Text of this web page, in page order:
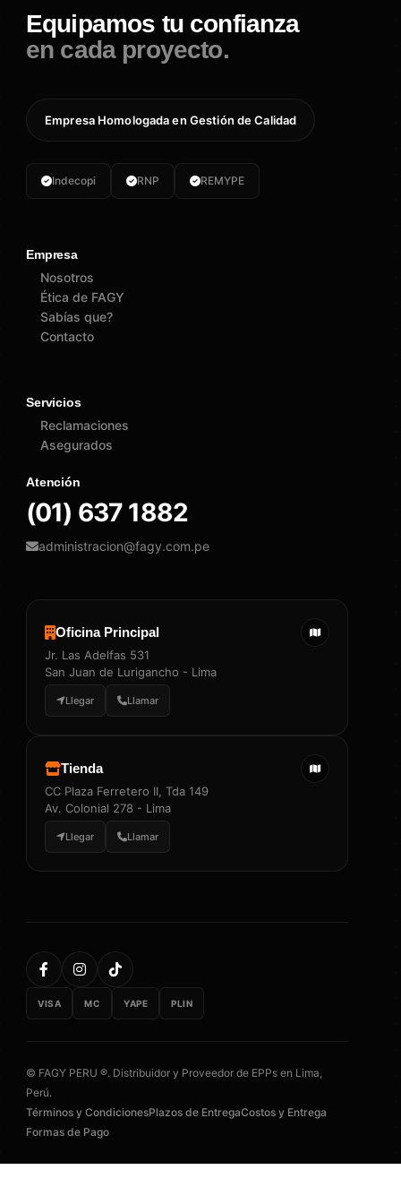
Equipamos tu confianza
en cada proyecto.
Empresa Homologada en Gestión de Calidad
Indecopi RNP REMYPE
Empresa
Nosotros
Ética de FAGY
Sabías que?
Contacto
Servicios
Reclamaciones
Asegurados
Atención
(01) 637 1882
administracion@fagy.com.pe
Oficina Principal
Jr. Las Adelfas 531
San Juan de Lurigancho - Lima
Llegar Llamar
Tienda
CC Plaza Ferretero II, Tda 149
Av. Colonial 278 - Lima
Llegar Llamar
VISA MC YAPE PLIN
© FAGY PERU ®. Distribuidor y Proveedor de EPPs en Lima,
Perú.
Términos y CondicionesPlazos de EntregaCostos y Entrega
Formas de Pago